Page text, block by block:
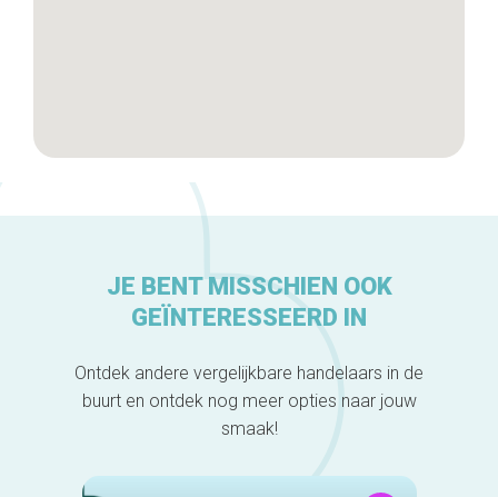
JE BENT MISSCHIEN OOK
GEÏNTERESSEERD IN
Ontdek andere vergelijkbare handelaars in de
buurt en ontdek nog meer opties naar jouw
smaak!